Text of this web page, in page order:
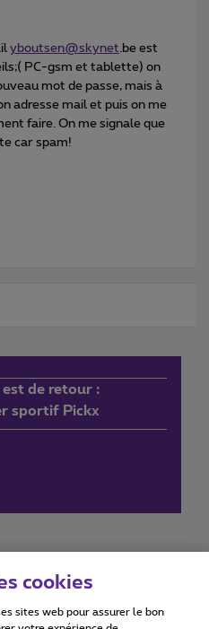
yboutsen@skynet.be est
PC-gsm et tablette) on
mot de passe, mais à
adresse mail et puis on me
faire. On me signale que
car spam!
est de retour :
sportif Pickx
Accessibility statement
cookies
sites web pour assurer le bon